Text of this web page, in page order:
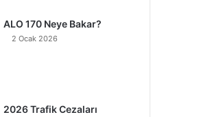
ALO 170 Neye Bakar?
2 Ocak 2026
2026 Trafik Cezaları